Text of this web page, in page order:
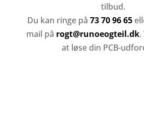
tilbud.
Du kan ringe på 73 70 96 65
mail på rogt@runoeogteil.dk
at løse din PCB-